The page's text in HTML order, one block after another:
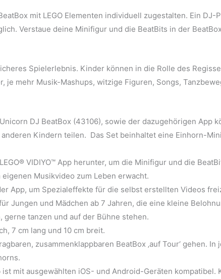
mit LEGO Elementen individuell zugestalten. Ein
Verstaue deine Minifigur und die BeatBits in der
Spielerlebnis. Kinder können in die Rolle des
je mehr Musik-Mashups, witzige Figuren, Songs,
Unicorn DJ BeatBox (43106), sowie der dazugehörigen
Kindern teilen. Das Set beinhaltet eine Einhorn-
VIDIYO™ App herunter, um die Minifigur und die
Musikvideo zum Leben erwacht.
App, um Spezialeffekte für die selbst erstellten Videos
Jungen und Mädchen ab 7 Jahren, die eine kleine
gerne tanzen und auf der Bühne stehen.
7 cm lang und 10 cm breit.
zusammenklappbaren BeatBox ‚auf Tour‘ gehen.
ist mit ausgewählten iOS- und Android-Geräten